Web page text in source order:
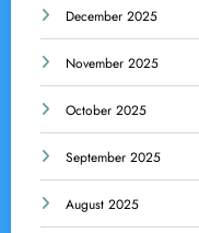
December 2025
November 2025
October 2025
September 2025
August 2025